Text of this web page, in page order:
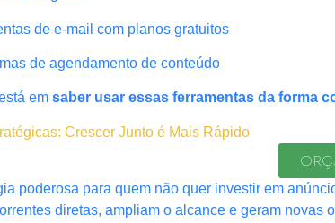
de e-mail com planos gratuitos
de agendamento de conteúdo
em saber usar essas ferramentas da forma
Crescer Junto é Mais Rápido
poderosa para quem não quer investir em
diretas, ampliam o alcance e geram novas